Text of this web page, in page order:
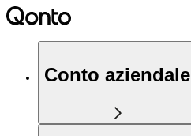
Conto aziendale